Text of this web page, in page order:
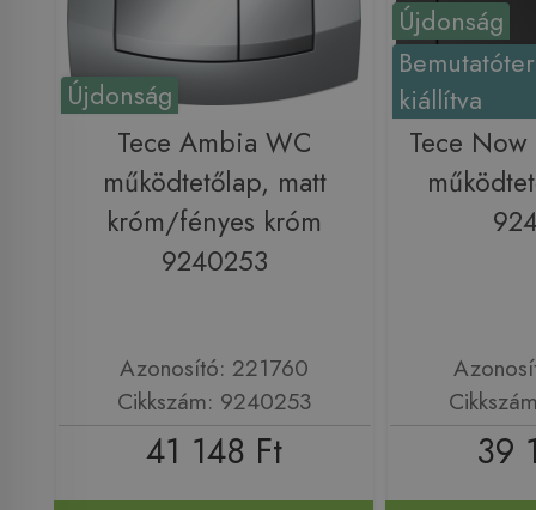
Újdonság
Tece Ambia WC
működtetőlap, matt
króm/fényes króm
9240253
Azonosító: 221760
Cikkszám: 9240253
41 148 Ft
Újdonság
kiállítva
Tece
39